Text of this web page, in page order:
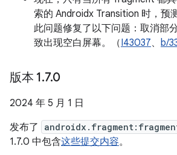
索的 Androidx Transition 时，预
此问题修复了以下问题：取消部
致出现空白屏幕。（I43037、 b/
版本 1.7.0
2024 年 5 月 1 日
发布了
1.7.0 中包含这些提交内容。